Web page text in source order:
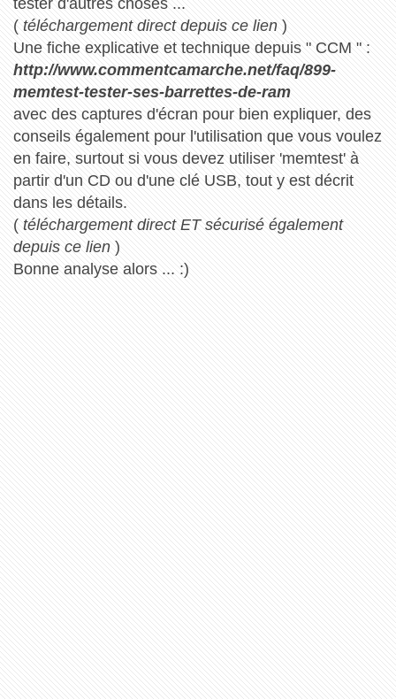
tester d'autres choses ...
( téléchargement direct depuis ce lien)
Une fiche explicative et technique depuis " CCM " :
http://www.commentcamarche.net/faq/899-
memtest-tester-ses-barrettes-de-ram
avec des captures d'écran pour bien expliquer, des
conseils également pour l'utilisation que vous voulez
en faire, surtout si vous devez utiliser 'memtest' à
partir d'un CD ou d'une clé USB, tout y est décrit
dans les détails.
( téléchargement direct ET sécurisé également
depuis ce lien)
Bonne analyse alors ... :)